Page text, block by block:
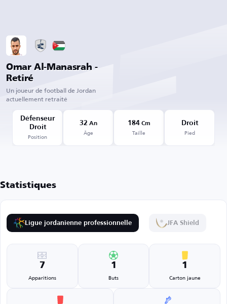
Omar Al-Manasrah -
Retiré
Un joueur de football de Jordan
actuellement retraité
Défenseur
Droit
Position
32 An
Âge
184Cm
Taille
Droit
Pied
Statistiques
Ligue jordanienne professionnelle JFA Shield
7
Apparitions
1
Buts
1
Carton jaune